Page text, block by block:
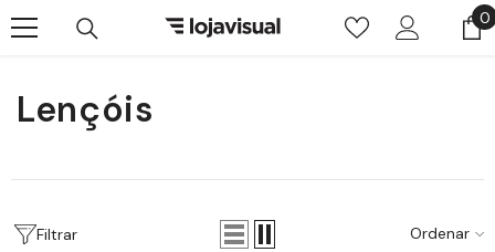
00
Lençóis
Filtrar Ordenar